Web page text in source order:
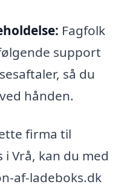
Fagfolk
support
så du
hånden.
firma til
Vrå, kan du med
af-ladeboks.dk